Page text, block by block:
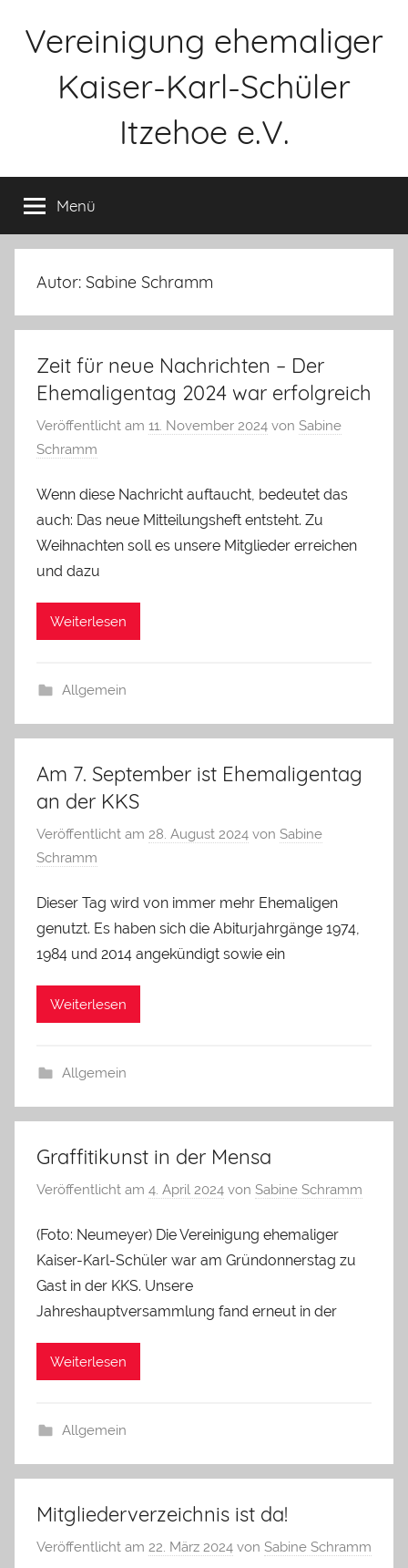
InhaltVereinigung ehemaliger
Kaiser-Karl-Schüler
Itzehoe e.V.
Menü
Autor: Sabine Schramm
Zeit für neue Nachrichten – Der
Ehemaligentag 2024 war erfolgreich
Veröffentlicht am 11. November 2024 von Sabine
Schramm
Wenn diese Nachricht auftaucht, bedeutet das
auch: Das neue Mitteilungsheft entsteht. Zu
Weihnachten soll es unsere Mitglieder erreichen
und dazu
Weiterlesen
Allgemein
Am 7. September ist Ehemaligentag
an der KKS
Veröffentlicht am 28. August 2024 von Sabine
Schramm
Dieser Tag wird von immer mehr Ehemaligen
genutzt. Es haben sich die Abiturjahrgänge 1974,
1984 und 2014 angekündigt sowie ein
Weiterlesen
Allgemein
Graffitikunst in der Mensa
Veröffentlicht am 4. April 2024 von Sabine Schramm
(Foto: Neumeyer) Die Vereinigung ehemaliger
Kaiser-Karl-Schüler war am Gründonnerstag zu
Gast in der KKS. Unsere
Jahreshauptversammlung fand erneut in der
Weiterlesen
Allgemein
Mitgliederverzeichnis ist da!
Veröffentlicht am 22. März 2024 von Sabine Schramm